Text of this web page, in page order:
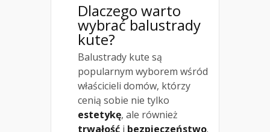
Dlaczego warto
wybrać balustrady
kute?
Balustrady kute są
popularnym wyborem wśród
właścicieli domów, którzy
cenią sobie nie tylko
estetykę, ale również
trwałość i bezpieczeństwo.